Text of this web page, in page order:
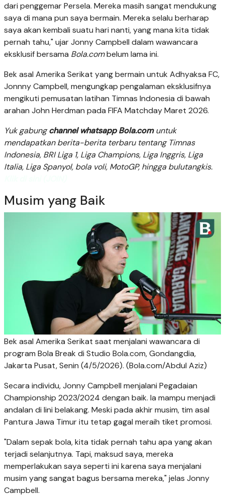
dari penggemar Persela. Mereka masih sangat mendukung
saya di mana pun saya bermain. Mereka selalu berharap
saya akan kembali suatu hari nanti, yang mana kita tidak
pernah tahu," ujar Jonny Campbell dalam wawancara
eksklusif bersama Bola.combelum lama ini.
Bek asal Amerika Serikat yang bermain untuk Adhyaksa FC,
Jonnny Campbell, mengungkap pengalaman eksklusifnya
mengikuti pemusatan latihan Timnas Indonesia di bawah
arahan John Herdman pada FIFA Matchday Maret 2026.
Yuk gabungchannel whatsapp Bola.comuntuk
mendapatkan berita-berita terbaru tentang Timnas
Indonesia, BRI Liga 1, Liga Champions, Liga Inggris, Liga
Italia, Liga Spanyol, bola voli, MotoGP, hingga bulutangkis.
Musim yang Baik
Bek asal Amerika Serikat saat menjalani wawancara di
program Bola Break di Studio Bola.com, Gondangdia,
Jakarta Pusat, Senin (4/5/2026). (Bola.com/Abdul Aziz)
Secara individu, Jonny Campbell menjalani Pegadaian
Championship 2023/2024 dengan baik. Ia mampu menjadi
andalan di lini belakang. Meski pada akhir musim, tim asal
Pantura Jawa Timur itu tetap gagal meraih tiket promosi.
"Dalam sepak bola, kita tidak pernah tahu apa yang akan
terjadi selanjutnya. Tapi, maksud saya, mereka
memperlakukan saya seperti ini karena saya menjalani
musim yang sangat bagus bersama mereka," jelas Jonny
Campbell.